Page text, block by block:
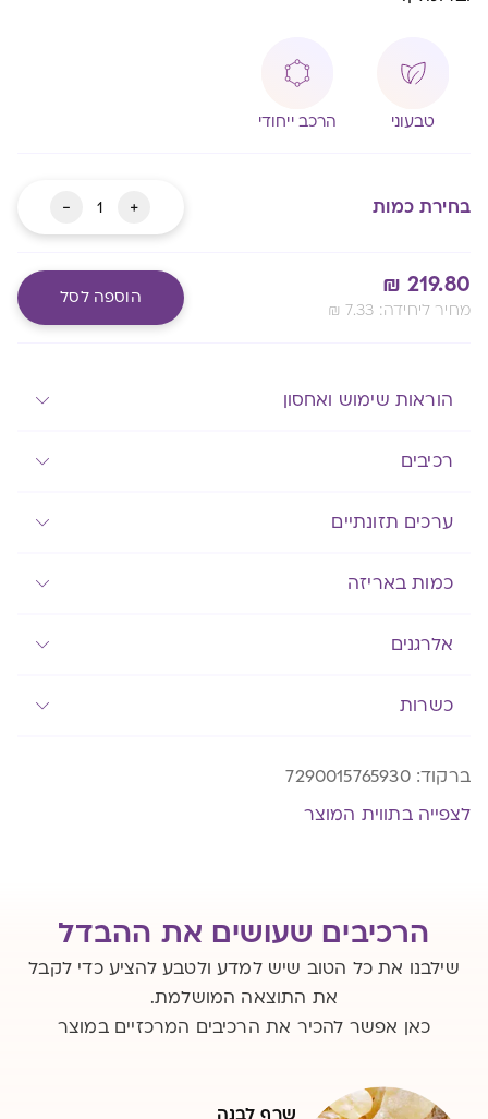
טבעוני הרכב ייחודי
בחירת כמות +
כמות
של
MG-
C
מגה
-
₪ 219.80
₪ 7.33 :מחיר ליחידה
הוספה לסל
הוראות שימוש ואחסון
רכיבים
ערכים תזונתיים
כמות באריזה
אלרגנים
כשרות
ברקוד:7290015765930
לצפייה בתווית המוצר
הרכיבים שעושים את ההבדל
שילבנו את כל הטוב שיש למדע ולטבע להציע כדי לקבל
את התוצאה המושלמת.
כאן אפשר להכיר את הרכיבים המרכזיים במוצר
שרף לבנה